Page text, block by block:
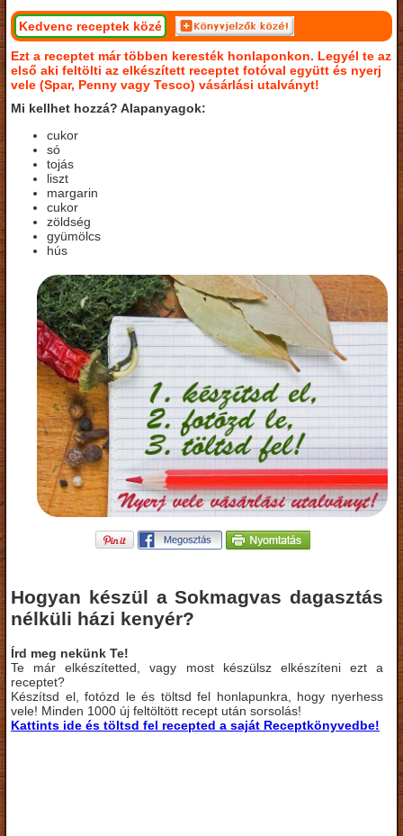
Kedvenc receptek közé
Ezt a receptet már többen keresték honlaponkon. Legyél te az
első aki feltölti az elkészített receptet fotóval együtt és nyerj
vele (Spar, Penny vagy Tesco) vásárlási utalványt!
Mi kellhet hozzá? Alapanyagok:
cukor
só
tojás
liszt
margarin
cukor
zöldség
gyümölcs
hús
Hogyan készül a Sokmagvas dagasztás
nélküli házi kenyér?
Írd meg nekünk Te!
Te már elkészítetted, vagy most készülsz elkészíteni ezt a
receptet?
Készítsd el, fotózd le és töltsd fel honlapunkra, hogy nyerhess
vele! Minden 1000 új feltöltött recept után sorsolás!
Kattints ide és töltsd fel recepted a saját Receptkönyvedbe!